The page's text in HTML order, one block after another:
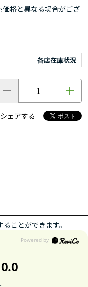
格と異なる場合がござ
各店在庫状況
シェアする
ことができます。
0.0